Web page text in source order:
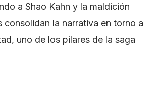
a Shao Kahn y la maldición
consolidan la narrativa en torno a
uno de los pilares de la saga